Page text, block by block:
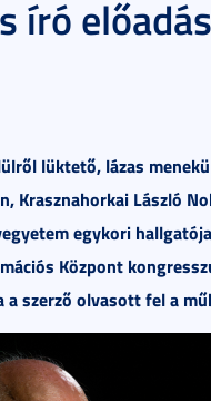
író
lüktető, lázas
Krasznahorkai László
egykori hallgatója
Központ
a szerző olvasott fel a